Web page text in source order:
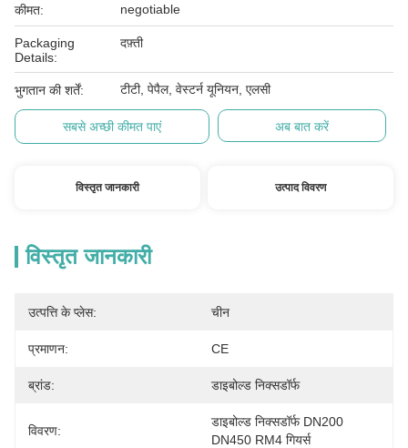
कीमत: negotiable
Packaging
Details:
दफ़्ती
भुगतान की शर्तें: टीटी, पेपैल, वेस्टर्न यूनियन, एलसी
सबसे अच्छी कीमत पाएं अब बात करें
विस्तृत जानकारी उत्पाद विवरण
विस्तृत जानकारी
उत्पत्ति के प्लेस: चीन
प्रमाणन: CE
ब्रांड: डाइबोल्ड निक्सडॉर्फ
विवरण:
डाइबोल्ड निक्सडॉर्फ DN200
DN450 RM4 गियर्स